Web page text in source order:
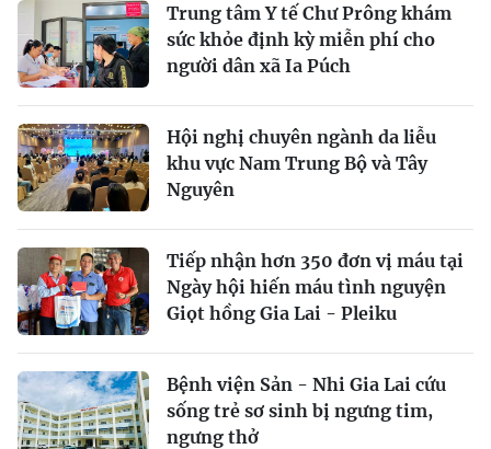
Trung tâm Y tế Chư Prông khám
sức khỏe định kỳ miễn phí cho
người dân xã Ia Púch
Hội nghị chuyên ngành da liễu
khu vực Nam Trung Bộ và Tây
Nguyên
Tiếp nhận hơn 350 đơn vị máu tại
Ngày hội hiến máu tình nguyện
Giọt hồng Gia Lai - Pleiku
Bệnh viện Sản - Nhi Gia Lai cứu
sống trẻ sơ sinh bị ngưng tim,
ngưng thở